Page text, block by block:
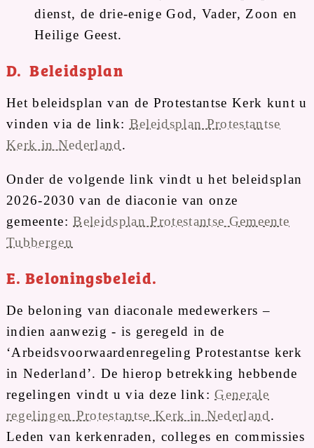
dienst, de drie-enige God, Vader, Zoon en
Heilige Geest.
D. Beleidsplan
Het beleidsplan van de Protestantse Kerk kunt u
vinden via de link: Beleidsplan Protestantse
Kerk in Nederland.
Onder de volgende link vindt u het beleidsplan
2026-2030 van de diaconie van onze
gemeente:Beleidsplan Protestantse Gemeente
Tubbergen
E. Beloningsbeleid.
De beloning van diaconale medewerkers –
indien aanwezig - is geregeld in de
‘Arbeidsvoorwaardenregeling Protestantse kerk
in Nederland’. De hierop betrekking hebbende
regelingen vindt u via deze link:Generale
regelingen Protestantse Kerk in Nederland.
Leden van kerkenraden, colleges en commissies